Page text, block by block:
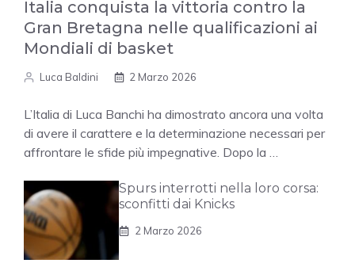
Italia conquista la vittoria contro la
Gran Bretagna nelle qualificazioni ai
Mondiali di basket
Luca Baldini 2 Marzo 2026
L’Italia di Luca Banchi ha dimostrato ancora una volta
di avere il carattere e la determinazione necessari per
affrontare le sfide più impegnative. Dopo la …
Spurs interrotti nella loro corsa:
sconfitti dai Knicks
2 Marzo 2026